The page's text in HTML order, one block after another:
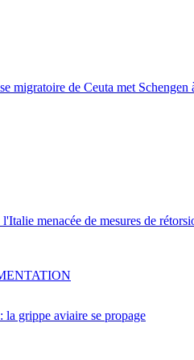
migratoire de Ceuta met Schengen
menacée de mesures de
la grippe aviaire se propage